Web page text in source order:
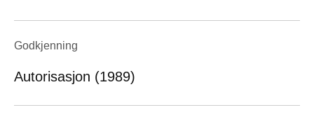
Godkjenning
Autorisasjon (1989)